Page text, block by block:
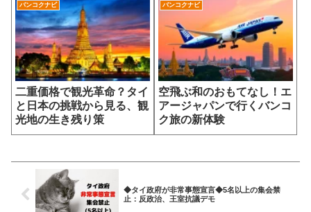
バンコクナビ
二重価格で観光革命？タイ
と日本の挑戦から見る、観
光地の生き残り策
バンコクナビ
空飛ぶ和のおもてなし！エ
アージャパンで行くバンコ
ク旅の新体験
◆タイ政府が非常事態宣言◆5名以上の集会禁
止：反政治、王室抗議デモ